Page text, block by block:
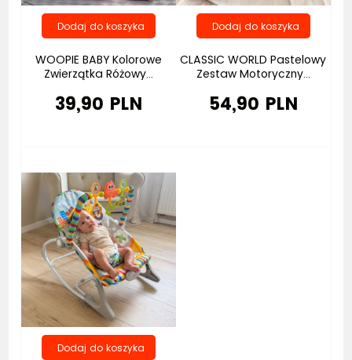
WOOPIE BABY Kolorowe
Zwierzątka Różowy...
39,90 PLN
CLASSIC WORLD Pastelowy
Zestaw Motoryczny...
54,90 PLN